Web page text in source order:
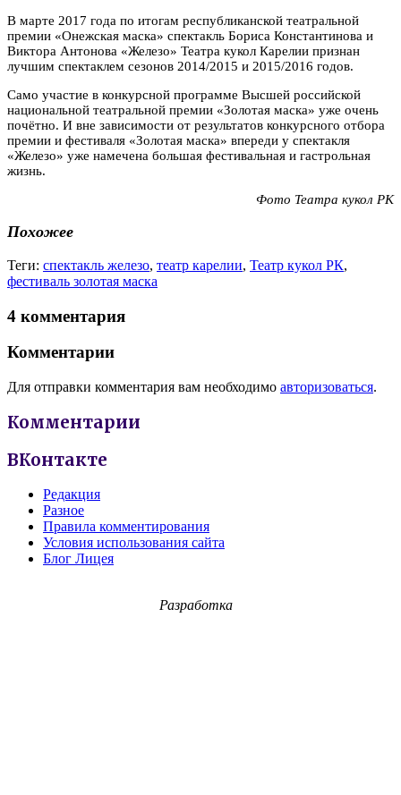
В марте 2017 года по итогам республиканской театральной
премии «Онежская маска» спектакль Бориса Константинова и
Виктора Антонова «Железо» Театра кукол Карелии признан
лучшим спектаклем сезонов 2014/2015 и 2015/2016 годов.
Само участие в конкурсной программе Высшей российской
национальной театральной премии «Золотая маска» уже очень
почётно. И вне зависимости от результатов конкурсного отбора
премии и фестиваля «Золотая маска» впереди у спектакля
«Железо» уже намечена большая фестивальная и гастрольная
жизнь.
Фото Театра кукол РК
Похожее
Теги: спектакль железо, театр карелии, Театр кукол РК,
фестиваль золотая маска
4 комментария
Комментарии
Для отправки комментария вам необходимо авторизоваться.
Комментарии
ВКонтакте
Редакция
Разное
Правила комментирования
Условия использования сайта
Блог Лицея
Разработка